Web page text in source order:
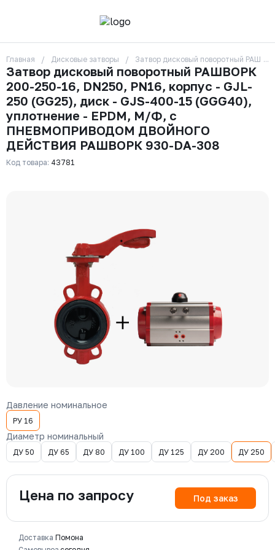
О компании
Контакты
Бренды
Отзывы
Сотрудники
Вакансии
Доставка
Оплата
Вопрос-ответ
Заказать звонок
zakaz325@ks-rus.com
Email для связи
Одинцово, Внуковская 9, пав. 31
Пункт выдачи заказов
Главная Дисковые затворы Затвор дисковый поворотный
Затвор дисковый поворотный РАШВОРК
200-250-16, DN250, PN16, корпус - GJL-
250 (GG25), диск - GJS-400-15 (GGG40),
уплотнение - EPDM, М/Ф, с
ПНЕВМОПРИВОДОМ ДВОЙНОГО
ДЕЙСТВИЯ РАШВОРК 930-DA-308
Код товара: 43781
Давление номинальное
РУ 16
Диаметр номинальный
ДУ 50 ДУ 65 ДУ 80 ДУ 100 ДУ 125 ДУ 200 ДУ 250
Цена по запросу Под заказ
Доставка Помона